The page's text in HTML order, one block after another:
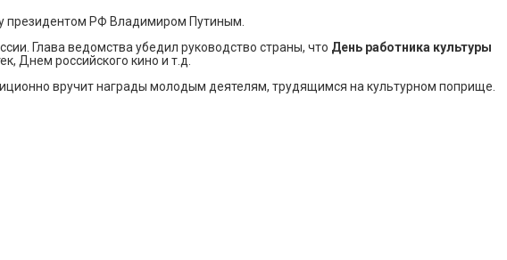
президентом РФ Владимиром Путиным.
Глава ведомства убедил руководство страны, что День работника культуры
Днем российского кино и т.д.
вручит награды молодым деятелям, трудящимся на культурном поприще.